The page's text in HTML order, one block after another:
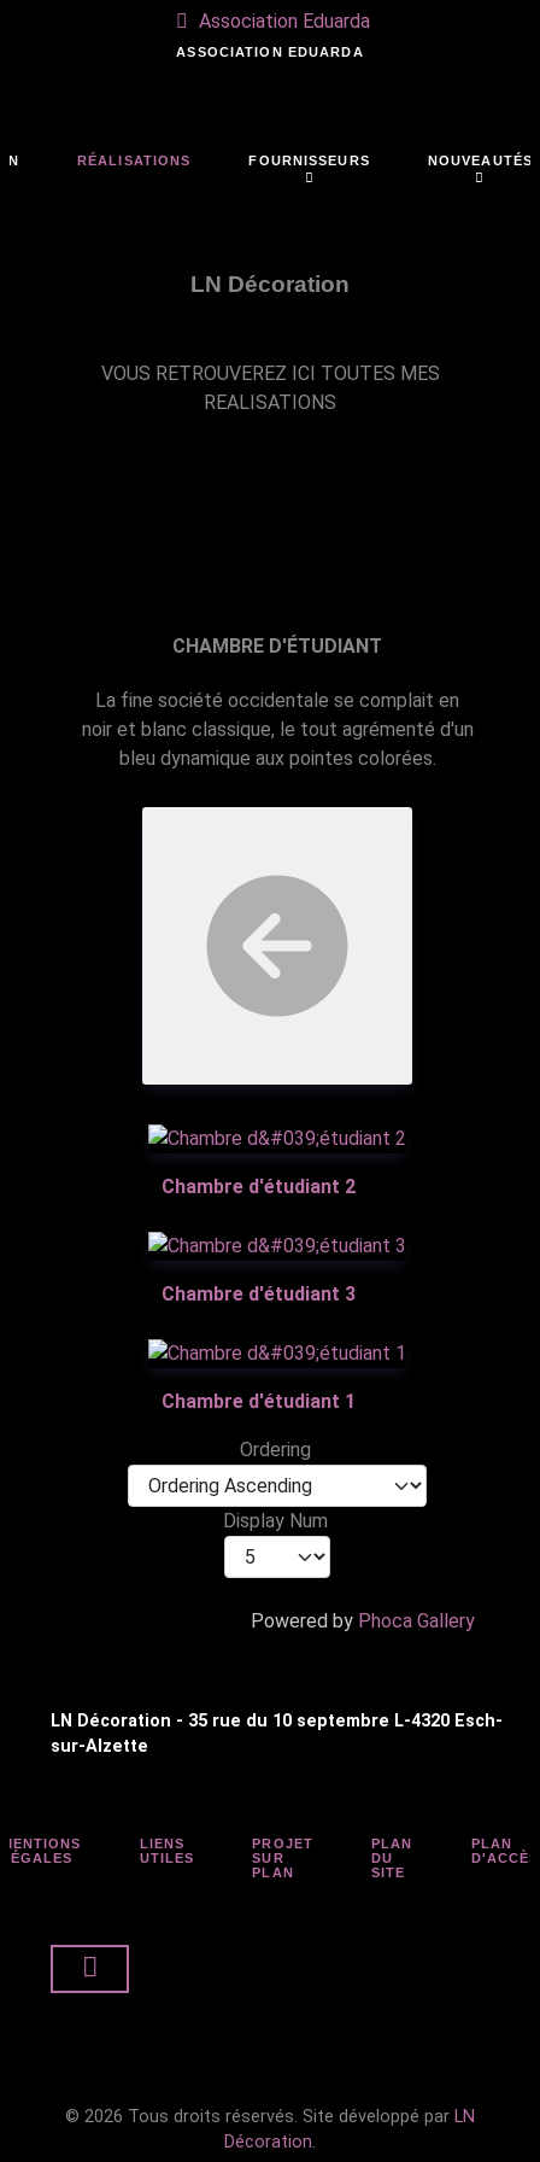
Association Eduarda
ASSOCIATION EDUARDA
RÉALISATIONS FOURNISSEURS NOUVEAUTÉS
LN Décoration
VOUS RETROUVEREZ ICI TOUTES MES
REALISATIONS
CHAMBRE D'ÉTUDIANT
La fine société occidentale se complait en
noir et blanc classique, le tout agrémenté d'un
bleu dynamique aux pointes colorées.
Chambre d'étudiant 2
Chambre d'étudiant 3
Chambre d'étudiant 1
Ordering
Display Num
Powered by Phoca Gallery
LN Décoration - 35 rue du 10 septembre L-4320 Esch-
sur-Alzette
MENTIONS
LÉGALES
LIENS
UTILES
PROJET
SUR
PLAN
PLAN
DU
SITE
PLAN
D'ACCÈS
© 2026 Tous droits réservés. Site développé par LN
Décoration.